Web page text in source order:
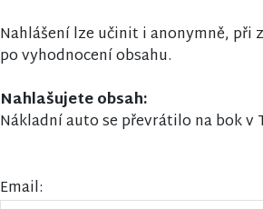
Nahlášení lze učinit i anonymně,
po vyhodnocení obsahu.
Nahlašujete obsah:
Nákladní auto se převrátilo na bok v
Email: